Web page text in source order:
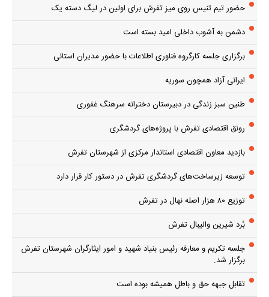
حضور تیم تنیس روی میز تفرش برای اولین در لیگ دسته یک
دشمن به آشوب داخلی امید بسته است
برگزاری جلسه کارگروه فناوری اطلاعات با حضور مدیران استانی
ایرانی آزاد همچون سوریه
طنین سبز زندگی در دبیرستان دخترانه سرهنگ غفوری
رونق اقتصادی تفرش با پروژه‌های گردشگری
بازدید معاون اقتصادی استاندار مرکزی از شهرستان تفرش
توسعه زیرساخت‌های گردشگری تفرش در دستور کار قرار دارد
توزیع ۸۰ هزار اصله نهال در تفرش
بُرد شیرین والیبال تفرش
جلسه تکریم و معارفه رئیس بنیاد شهید و امور ایثارگران شهرستان تفرش
برگزار شد.
تقابل جبهه حق و باطل همیشه بوده است